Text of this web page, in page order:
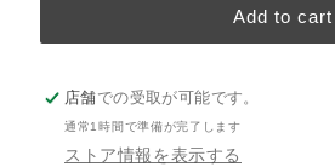
ョ
Add to cart
店舗での受取が可能です。
通常1時間で準備が完了します
ストア情報を表示する